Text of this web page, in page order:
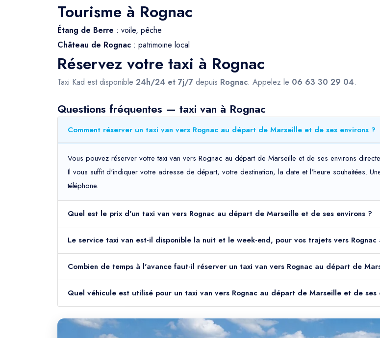
Tourisme à Rognac
Étang de Berre : voile, pêche
Château de Rognac : patrimoine local
Réservez votre taxi à Rognac
Taxi Kad est disponible 24h/24 et 7j/7 depuis Rognac. Appelez le 06 63 30 29 04.
Questions fréquentes — taxi van à Rognac
Comment réserver un taxi van vers Rognac au départ de Marseille et de ses environs ?
Vous pouvez réserver votre taxi van vers Rognac au départ de Marseille et de ses environs
Il vous suffit d'indiquer votre adresse de départ, votre destination, la date et l'heure souhaitées.
téléphone.
Quel est le prix d'un taxi van vers Rognac au départ de Marseille et de ses environs ?
Le service taxi van est-il disponible la nuit et le week-end, pour vos trajets vers
Combien de temps à l'avance faut-il réserver un taxi van vers Rognac au départ de
Quel véhicule est utilisé pour un taxi van vers Rognac au départ de Marseille et de ses